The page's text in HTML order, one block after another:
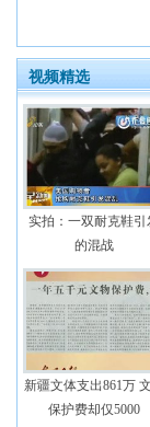
视频精选
实拍：一双耐克鞋引
的混战
新疆文体支出861万
保护费却仅5000